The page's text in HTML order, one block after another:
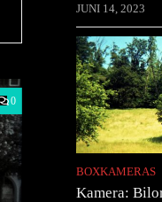
0
JUNI 14, 2023
BOXKAMERAS
Kamera: